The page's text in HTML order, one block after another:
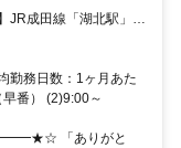
JR成田線「湖北駅」北
ン我孫子中里店の横）
勤務日数：1ヶ月あた
番） (2)9:00～
「ありがと